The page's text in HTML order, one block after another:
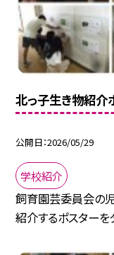
北っ子生き物紹介
公開日 2026/05/29
学校紹介
飼育園芸委員会の
紹介するポスターを